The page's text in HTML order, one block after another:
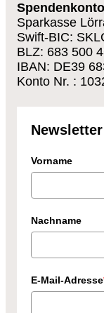
Sparkasse
Swift-BIC:
BLZ: 683 500
IBAN: DE39
Konto Nr. :
Vorname
Nachname
E-Mail-Adresse